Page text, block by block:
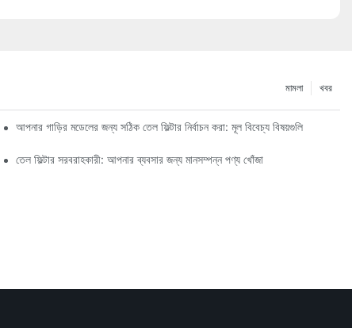
খবর
মামলা
আপনার গাড়ির মডেলের জন্য সঠিক তেল ফিল্টার নির্বাচন করা: মূল বিবেচ্য বিষয়গুলি
তেল ফিল্টার সরবরাহকারী: আপনার ব্যবসার জন্য মানসম্পন্ন পণ্য খোঁজা